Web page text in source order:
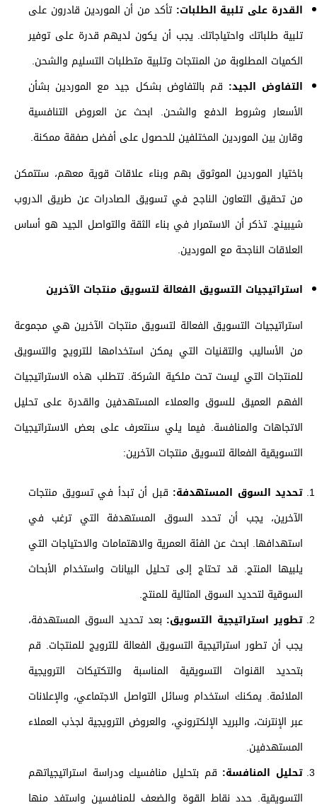
القدرة على تلبية الطلبات:تأكد من أن الموردين قادرون على
تلبية طلباتك واحتياجاتك. يجب أن يكون لديهم قدرة على توفير
الكميات المطلوبة من المنتجات وتلبية متطلبات التسليم والشحن.
التفاوض الجيد: قم بالتفاوض بشكل جيد مع الموردين بشأن
الأسعار وشروط الدفع والشحن. ابحث عن العروض التنافسية
وقارن بين الموردين المختلفين للحصول على أفضل صفقة ممكنة.
باختيار الموردين الموثوق بهم وبناء علاقات قوية معهم، ستتمكن
من تحقيق التعاون الناجح في تسويق الصادرات عن طريق الدروب
شيبينج. تذكر أن الاستمرار في بناء الثقة والتواصل الجيد هو أساس
العلاقات الناجحة مع الموردين.
استراتيجيات التسويق الفعالة لتسويق منتجات الآخرين
استراتيجيات التسويق الفعالة لتسويق منتجات الآخرين هي مجموعة
من الأساليب والتقنيات التي يمكن استخدامها للترويج والتسويق
للمنتجات التي ليست تحت ملكية الشركة. تتطلب هذه الاستراتيجيات
الفهم العميق للسوق والعملاء المستهدفين والقدرة على تحليل
الاتجاهات والمنافسة. فيما يلي سنتعرف على بعض الاستراتيجيات
التسويقية الفعالة لتسويق منتجات الآخرين:
تحديد السوق المستهدفة: قبل أن تبدأ في تسويق منتجات
الآخرين، يجب أن تحدد السوق المستهدفة التي ترغب في
استهدافها. ابحث عن الفئة العمرية والاهتمامات والاحتياجات التي
يلبيها المنتج. قد تحتاج إلى تحليل البيانات واستخدام الأبحاث
السوقية لتحديد السوق المثالية للمنتج.
تطوير استراتيجية التسويق: بعد تحديد السوق المستهدفة،
يجب أن تطور استراتيجية التسويق الفعالة للترويج للمنتجات. قم
بتحديد القنوات التسويقية المناسبة والتكتيكات الترويجية
الملائمة. يمكنك استخدام وسائل التواصل الاجتماعي، والإعلانات
عبر الإنترنت، والبريد الإلكتروني، والعروض الترويجية لجذب العملاء
المستهدفين.
تحليل المنافسة: قم بتحليل منافسيك ودراسة استراتيجياتهم
التسويقية. حدد نقاط القوة والضعف للمنافسين واستفد منها